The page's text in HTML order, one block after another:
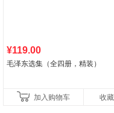
¥119.00
毛泽东选集（全四册，精装）
加入购物车 收藏